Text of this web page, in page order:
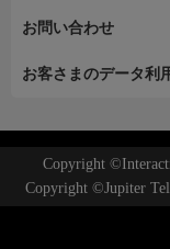
お問い合わせ
お客さまのデータ利
Copyright
Copyright ©Jupiter